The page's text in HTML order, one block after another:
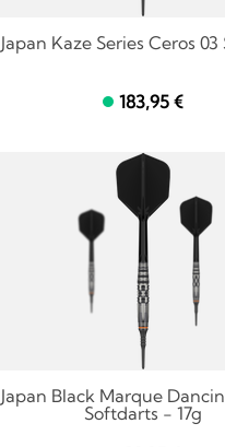
Kaze Series Ceros
183,95 €
Black Marque
Softdarts - 17g